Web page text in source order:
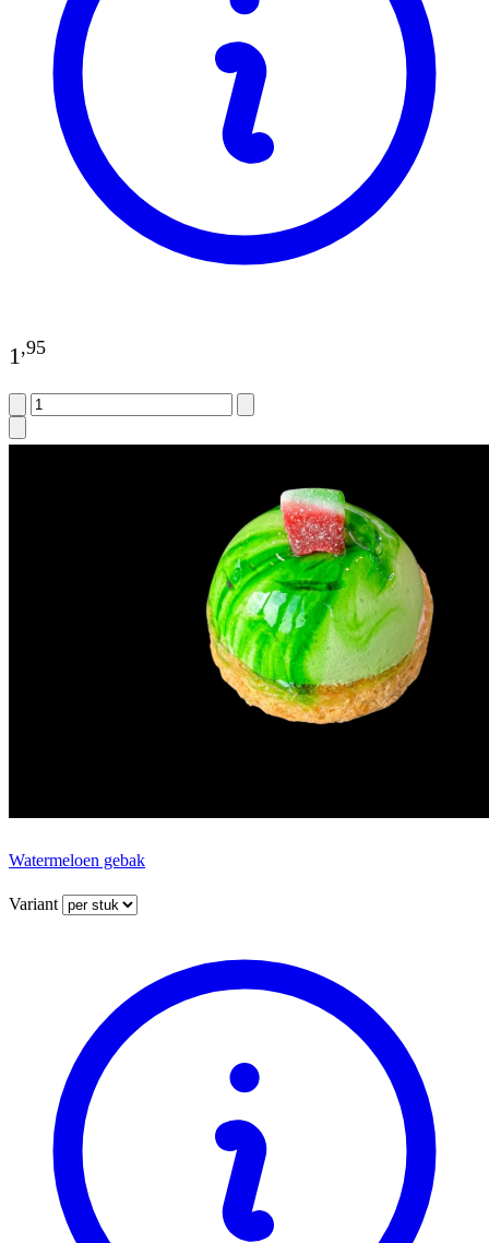
1 ,95
Watermeloen gebak
Variant